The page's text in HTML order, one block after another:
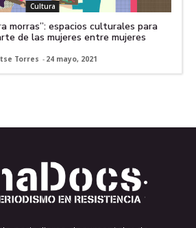
Cultura
morras”: espacios culturales para
de las mujeres entre mujeres
Torres - 24 mayo, 2021
.
.